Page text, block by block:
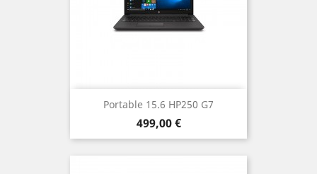
Portable 15.6 HP250 G7
Prix
499,00 €